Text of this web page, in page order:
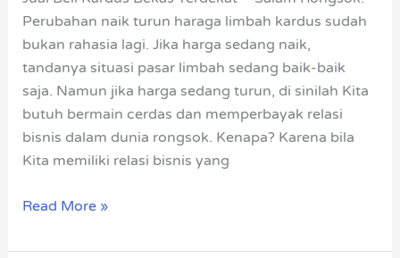
Perubahan naik turun haraga limbah kardus sudah
bukan rahasia lagi. Jika harga sedang naik,
tandanya situasi pasar limbah sedang baik-baik
saja. Namun jika harga sedang turun, di sinilah Kita
butuh bermain cerdas dan memperbayak relasi
bisnis dalam dunia rongsok. Kenapa? Karena bila
Kita memiliki relasi bisnis yang
Read More »